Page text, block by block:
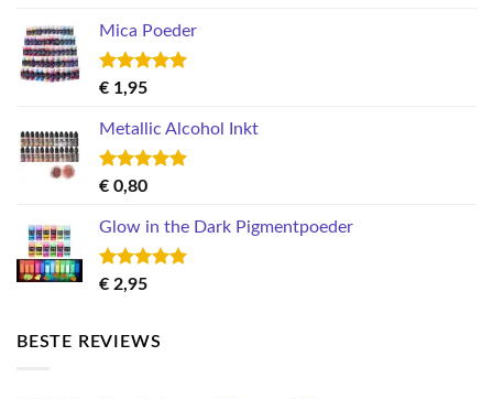
Mica Poeder
Gewaardeerd
€ 1,95
Metallic Alcohol Inkt
Gewaardeerd
€ 0,80
Glow in the Dark Pigmentpoeder
Gewaardeerd
€ 2,95
BESTE REVIEWS